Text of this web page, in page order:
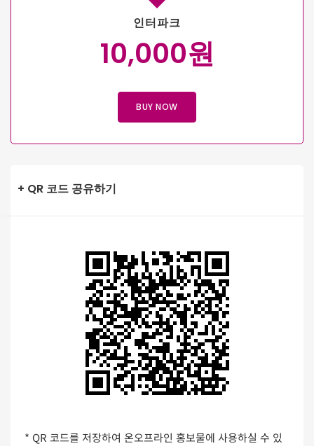
인터파크
10,000원
BUY NOW
+ QR 코드 공유하기
* QR 코드를 저장하여 온오프라인 홍보물에 사용하실 수 있